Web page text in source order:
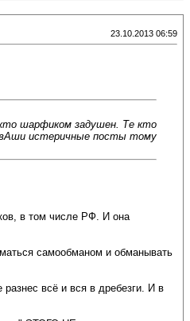
23.10.2013 06:59
шарфиком задушен. Те кто
истеричные посты тому
в том числе РФ. И она
самообманом и обманывать
всё и вся в дребезги. И в